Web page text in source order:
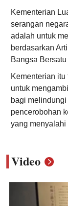
Kementerian
serangan
adalah untuk
berdasarkan
Bangsa
Kementerian
untuk
bagi
pencerobohan
yang
Video